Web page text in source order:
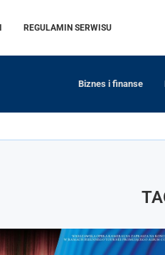
REGULAMIN SERWISU
Biznes i finanse